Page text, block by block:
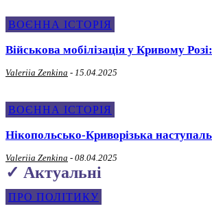
ВОЄННА ІСТОРІЯ
Військова мобілізація у Кривому
Valeriia Zenkina - 15.04.2025
ВОЄННА ІСТОРІЯ
Нікопольсько-Криворізька
Valeriia Zenkina - 08.04.2025
✓ Актуальні
ПРО ПОЛІТИКУ